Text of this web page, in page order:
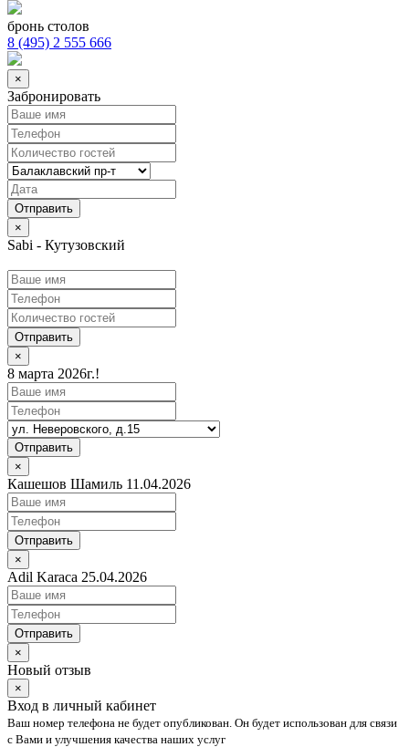
бронь столов
8 (495) 2 555 666
×
Забронировать
×
Sabi - Кутузовский
Отправить
×
8 марта 2026г.!
Отправить
×
Кашешов Шамиль 11.04.2026
Отправить
×
Adil Karaca 25.04.2026
Отправить
×
Новый отзыв
×
Вход в личный кабинет
Ваш номер телефона не будет опубликован. Он будет использован для связи
с Вами и улучшения качества наших услуг